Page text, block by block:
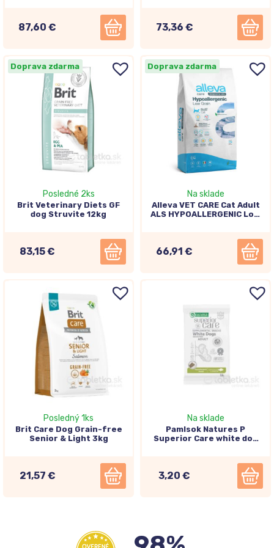
87,60 € 73,36 €
Doprava zdarma
Posledné 2ks
Brit Veterinary Diets GF
dog Struvite 12kg
83,15 €
Doprava zdarma
Na sklade
Alleva VET CARE Cat Adult
ALS HYPOALLERGENIC Low
66,91 €
Posledný 1ks
Brit Care Dog Grain-free
Senior & Light 3kg
21,57 €
Na sklade
Pamlsok Natures P
Superior Care white dog
3,20 €